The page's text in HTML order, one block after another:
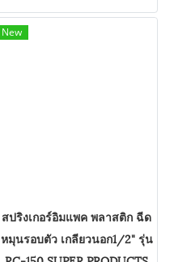
New
สปริงเกอร์อิมแพค พลาสติก ฉีด
หมุนรอบตัว เกลียวนอก1/2" รุ่น